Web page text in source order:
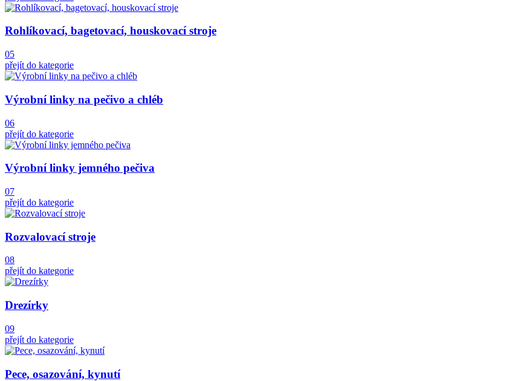
Rohlíkovací, bagetovací, houskovací stroje
05
přejít do kategorie
Výrobní linky na pečivo a chléb
06
přejít do kategorie
Výrobní linky jemného pečiva
07
přejít do kategorie
Rozvalovací stroje
08
přejít do kategorie
Drezírky
09
přejít do kategorie
Pece, osazování, kynutí